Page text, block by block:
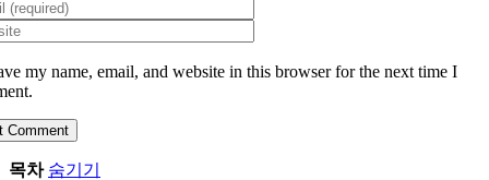
my name, email, and website in this browser for the next time I
목차 숨기기